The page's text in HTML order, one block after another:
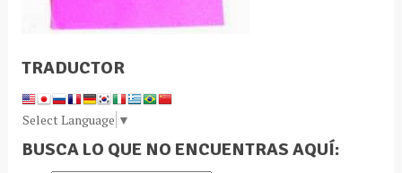
TRADUCTOR
Select Language ▼
BUSCA LO QUE NO ENCUENTRAS AQUÍ: